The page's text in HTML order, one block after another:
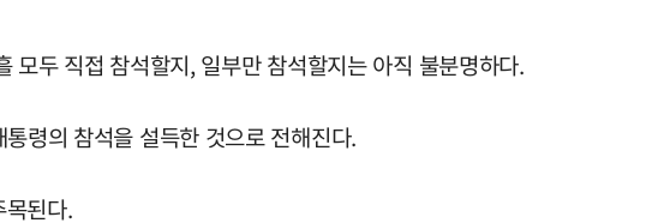
두 직접 참석할지, 일부만 참석할지는 아직 불분명하다.
령의 참석을 설득한 것으로 전해진다.
된다.